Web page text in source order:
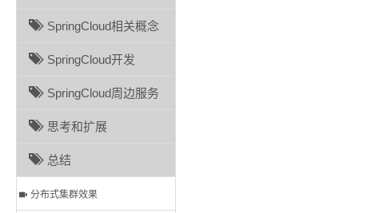
SpringCloud相关概念
SpringCloud开发
SpringCloud周边服务
思考和扩展
总结
分布式集群效果